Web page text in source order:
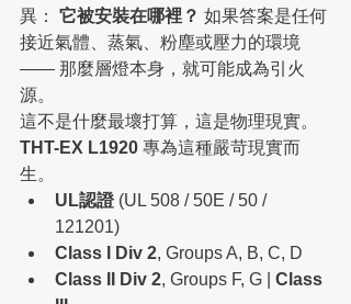
異： 它被安裝在哪裡？ 如果答案是任何
接近氣體、蒸氣、粉塵或壓力的環境
—— 那麼層燈本身，就可能成為引火
源。
這不是什麼最壞打算，這是物理現實。
THT-EX L1920 專為這種嚴苛現實而
生。
UL認證 (UL 508 / 50E / 50 /
121201)
Class I Div 2, Groups A, B, C, D
Class II Div 2, Groups F, G | Class